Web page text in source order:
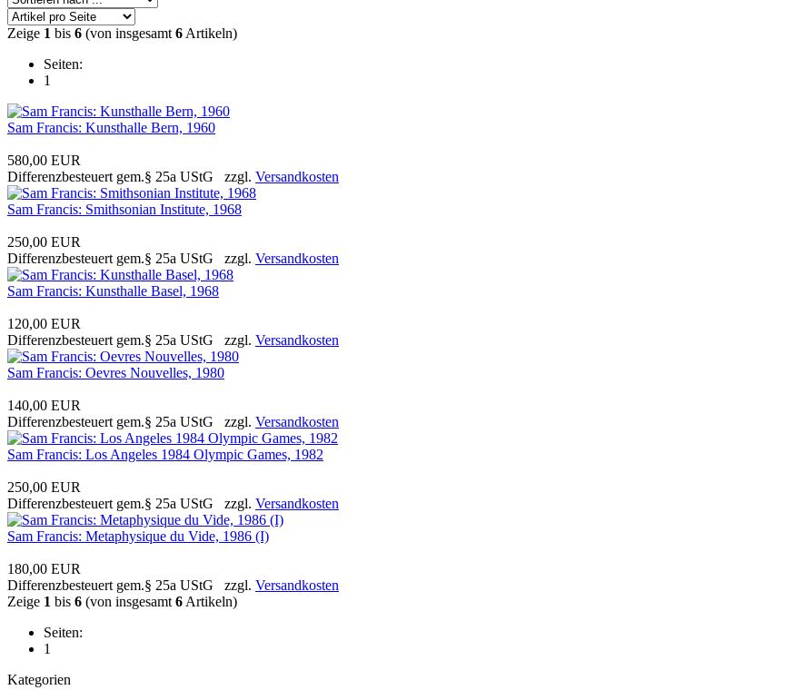
Zeige 1 bis 6 (von insgesamt 6 Artikeln)
Seiten:
1
Sam Francis: Kunsthalle Bern, 1960
580,00 EUR
Differenzbesteuert gem.§ 25a UStG zzgl. Versandkosten
Sam Francis: Smithsonian Institute, 1968
250,00 EUR
Differenzbesteuert gem.§ 25a UStG zzgl. Versandkosten
Sam Francis: Kunsthalle Basel, 1968
120,00 EUR
Differenzbesteuert gem.§ 25a UStG zzgl. Versandkosten
Sam Francis: Oevres Nouvelles, 1980
140,00 EUR
Differenzbesteuert gem.§ 25a UStG zzgl. Versandkosten
Sam Francis: Los Angeles 1984 Olympic Games, 1982
250,00 EUR
Differenzbesteuert gem.§ 25a UStG zzgl. Versandkosten
Sam Francis: Metaphysique du Vide, 1986 (I)
180,00 EUR
Differenzbesteuert gem.§ 25a UStG zzgl. Versandkosten
Zeige 1 bis 6 (von insgesamt 6 Artikeln)
Seiten:
1
Kategorien